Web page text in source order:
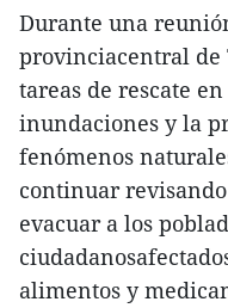
Durante una
provinciacentral de
tareas de rescate
inundaciones y la
fenómenos
continuar
evacuar a los
alimentos y